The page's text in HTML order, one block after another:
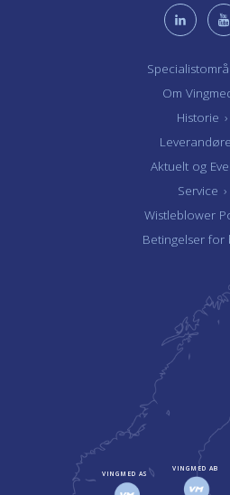
Om
Historie ›
Aktuelt og
Service ›
Wistleblower
Betingelser for
VINGMED AS
VINGMED AB